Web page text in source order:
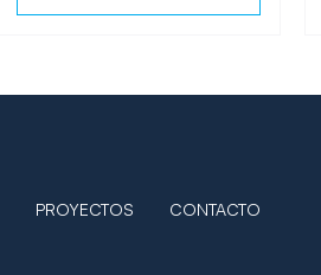
PROYECTOS CONTACTO